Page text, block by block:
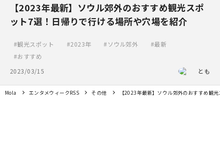
【2023年最新】ソウル郊外のおすすめ観光スポ
ット7選！日帰りで行ける場所や穴場を紹介
観光スポット 2023年 ソウル郊外
最新
おすすめ
2023/03/15
とも
Mola エンタメウィークRSS その他 【2023年最新】ソウル郊外のおすすめ観